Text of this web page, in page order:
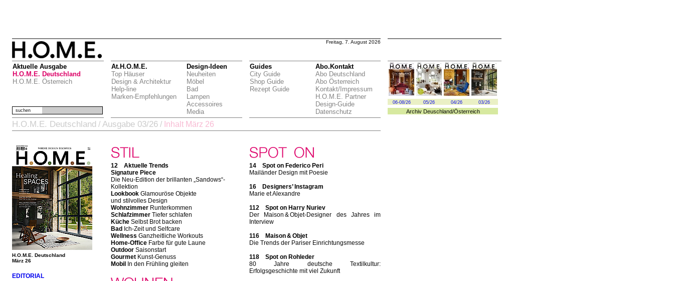
Freitag, 7. August 2026
Aktuelle Ausgabe
H.O.M.E. Deutschland
H.O.M.E. Österreich
At.H.O.M.E.
Top Häuser
Design & Architektur
Help-line
Marken-Empfehlungen
Design-Ideen
Neuheiten
Möbel
Bad
Lampen
Accessoires
Media
Guides
City Guide
Shop Guide
Rezept Guide
Abo.Kontakt
Abo Deutschland
Abo Österreich
Kontakt/Impressum
H.O.M.E. Partner
Design-Guide
Datenschutz
06-08/26 05/26 04/26 03/26
Archiv Deuschland/Österreich
suchen
H.O.M.E. Deutschland / Ausgabe 03/26 / Inhalt März 26
H.O.M.E. Deutschland
März 26
EDITORIAL
12 Aktuelle Trends
Signature Piece
Die Neu-Edition der brillanten „Sandows“-
Kollektion
Lookbook Glamouröse Objekte
und stilvolles Design
Wohnzimmer Runterkommen
Schlafzimmer Tiefer schlafen
Küche Selbst Brot backen
Bad Ich-Zeit und Selfcare
Wellness Ganzheitliche Workouts
Home-Office Farbe für gute Laune
Outdoor Saisonstart
Gourmet Kunst-Genuss
Mobil
In den Frühling gleiten
14 Spot on Federico Peri
Mailänder Design mit Poesie
16 Designers’ Instagram
Marie et Alexandre
112 Spot on Harry Nuriev
Der Maison & Objet-Designer des Jahres im
Interview
116 Maison & Objet
Die Trends der Pariser Einrichtungsmesse
118 Spot on Rohleder
80 Jahre deutsche Textilkultur:
Erfolgsgeschichte mit viel Zukunft